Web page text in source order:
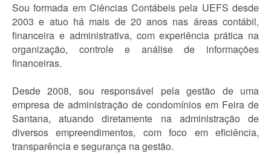
Sou formada em Ciências Contábeis pela UEFS desde
2003 e atuo há mais de 20 anos nas áreas contábil,
financeira e administrativa, com experiência prática na
organização, controle e análise de informações
financeiras.
Desde 2008, sou responsável pela gestão de uma
empresa de administração de condomínios em Feira de
Santana, atuando diretamente na administração de
diversos empreendimentos, com foco em eficiência,
transparência e segurança na gestão.